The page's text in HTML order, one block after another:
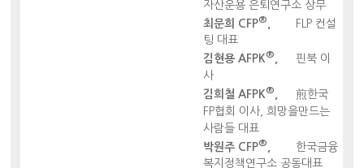
자산운용 은퇴연구소 상무
최문희 CFP®
FLP 컨설
팅 대표
김현용 AFPK®
핀북 이
사
김희철 AFPK®
煎한국
FP협회 이사, 희망을만드는
사람들 대표
박원주 CFP®
한국금융
복지정책연구소 공동대표